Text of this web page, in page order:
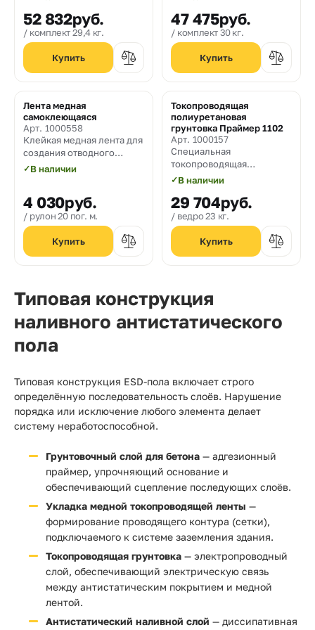
52 832руб.
комплект 29,4 кг.
47 475руб.
комплект 30 кг.
Лента медная
самоклеющаяся
Арт. 1000558
Клейкая медная лента для
создания отводного
потенциала при укладке
покрытий. Ширина ленты
10 мм., длина 20 пог. м.
✓В наличии
4 030руб.
рулон 20 пог. м.
Токопроводящая
полиуретановая
грунтовка Праймер 1102
Арт. 1000157
Специальная
токопроводящая
полиуретановая грунтовка
✓В наличии
29 704руб.
ведро 23 кг.
Типовая конструкция
наливного антистатического
пола
Типовая конструкция ESD-пола включает строго
определённую последовательность слоёв. Нарушение
порядка или исключение любого элемента делает
систему неработоспособной.
Грунтовочный слой для бетона — адгезионный
праймер, упрочняющий основание и
обеспечивающий сцепление последующих слоёв.
Укладка медной токопроводящей ленты —
формирование проводящего контура (сетки),
подключаемого к системе заземления здания.
Токопроводящая грунтовка — электропроводный
слой, обеспечивающий электрическую связь
между антистатическим покрытием и медной
лентой.
Антистатический наливной слой — диссипативная